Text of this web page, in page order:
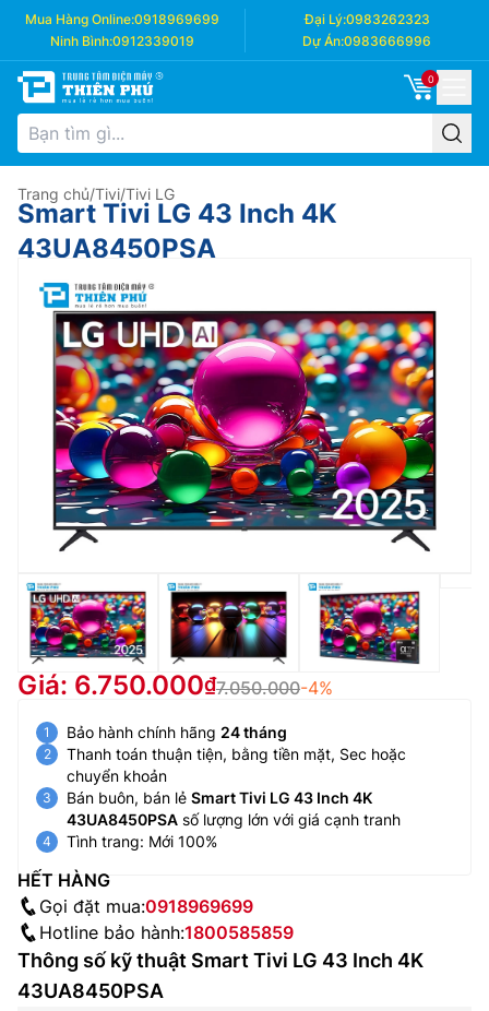
Mua Hàng Online:0918969699 Đại Lý:0983262323
Ninh Bình:0912339019 Dự Án:0983666996
0
Trang chủ/Tivi/Tivi LG
Smart Tivi LG 43 Inch 4K
43UA8450PSA
Giá: 6.750.000 7.050.000-4%
Bảo hành chính hãng 24 tháng
Thanh toán thuận tiện, bằng tiền mặt, Sec hoặc
chuyển khoản
Bán buôn, bán lẻ Smart Tivi LG 43 Inch 4K
43UA8450PSA số lượng lớn với giá cạnh tranh
Tình trang: Mới 100%
HẾT HÀNG
Gọi đặt mua:0918969699
Hotline bảo hành:1800585859
Thông số kỹ thuật Smart Tivi LG 43 Inch 4K
43UA8450PSA